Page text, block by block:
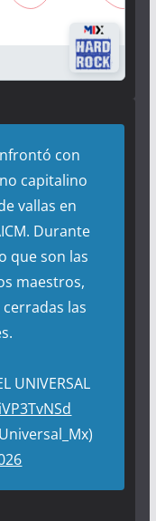
con
capitalino
vallas en
Durante
que son las
maestros,
las
UNIVERSAL